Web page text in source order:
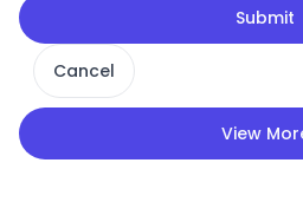
Submit
Cancel
View